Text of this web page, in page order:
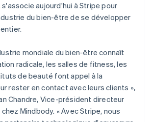
aujourd'hui à Stripe pour
du bien-être de se développer
mondiale du bien-être connaît
radicale, les salles de fitness, les
de beauté font appel à la
rester en contact avec leurs clients »,
Chandre, Vice-président directeur
Mindbody. « Avec Stripe, nous